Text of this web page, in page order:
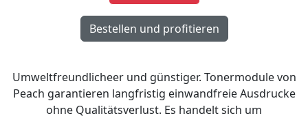
Umweltfreundlicheer und günstiger. Tonermodule von
Peach garantieren langfristig einwandfreie Ausdrucke
ohne Qualitätsverlust. Es handelt sich um